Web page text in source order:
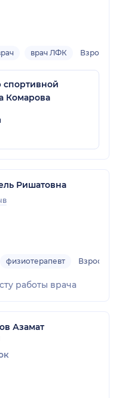
врач ЛФК
Комарова
Ришатовна
физиотерапевт Взрослый
работы врача
Азамат